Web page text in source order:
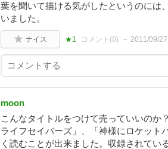
葉を聞いて描ける気がしたというのには
いました。
ナイス ★1 コメント(0) 2011/09/27
moon
こんなタイトルをつけて売っていいのか
ライフセイバーズ」、「神様にロケッ
く読むことが出来ました。収録されてい